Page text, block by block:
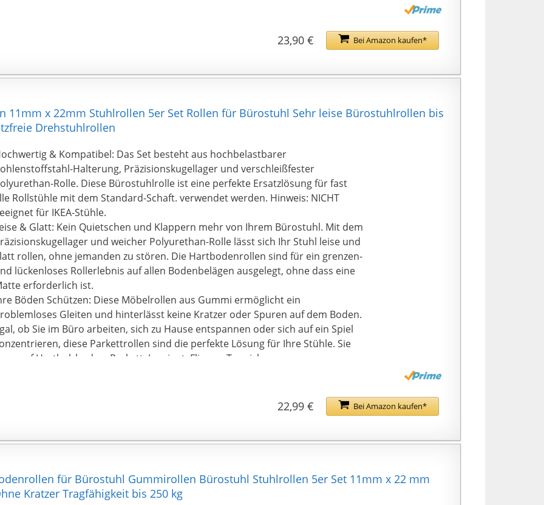
Bei Amazon kaufen*
23,90 €
11mm x 22mm Stuhlrollen 5er Set Rollen für Bürostuhl Sehr leise Bürostuhlrollen bis
Drehstuhlrollen
& Kompatibel: Das Set besteht aus hochbelastbarer
Halterung, Präzisionskugellager und verschleißfester
Rolle. Diese Bürostuhlrolle ist eine perfekte Ersatzlösung für fast
Rollstühle mit dem Standard-Schaft. verwendet werden. Hinweis: NICHT
für IKEA-Stühle.
& Glatt: Kein Quietschen und Klappern mehr von Ihrem Bürostuhl. Mit dem
und weicher Polyurethan-Rolle lässt sich Ihr Stuhl leise und
rollen, ohne jemanden zu stören. Die Hartbodenrollen sind für ein grenzen-
lückenloses Rollerlebnis auf allen Bodenbelägen ausgelegt, ohne dass eine
erforderlich ist.
Böden Schützen: Diese Möbelrollen aus Gummi ermöglicht ein
Gleiten und hinterlässt keine Kratzer oder Spuren auf dem Boden.
ob Sie im Büro arbeiten, sich zu Hause entspannen oder sich auf ein Spiel
diese Parkettrollen sind die perfekte Lösung für Ihre Stühle. Sie
auf Hartholzboden, Parkett, Laminat, Fliesen, Teppich usw.
Reibung zu erhöhen und Ausrutschen zu vermeiden. Die Lenkrolle mit robuster
Konstruktion verfügt über hochwertige doppelte Stahlkugellager und PU-Felge,
Installation: Diese Ersatzrollen können problemlos ohne Werkzeug oder
Stuhls heraus und schieben Sie den Schaft Ihrer neuen Rollen in den Sockel.
ganze Vorgang dauert weniger als 10 Minuten. Ihr Bürostuhl werden mit
Bei Amazon kaufen*
22,99 €
für Bürostuhl Gummirollen Bürostuhl Stuhlrollen 5er Set 11mm x 22 mm
Kratzer Tragfähigkeit bis 250 kg